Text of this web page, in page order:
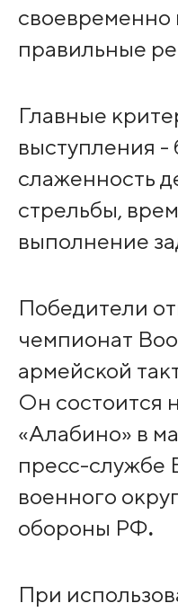
своевременно
правильные
Главные
выступления -
слаженность
стрельбы,
выполнение
Победители
чемпионат
армейской
Он состоится
«Алабино» в
пресс-службе
военного
обороны РФ.
При